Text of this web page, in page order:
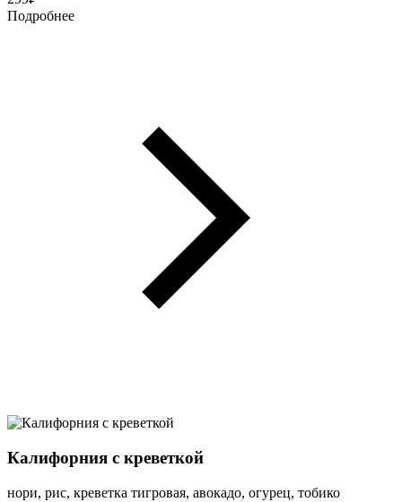
Подробнее
Калифорния с креветкой
нори, рис, креветка тигровая, авокадо, огурец, тобико